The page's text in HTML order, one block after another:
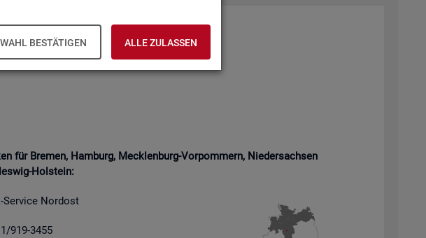
BESTÄTIGEN ALLE ZULASSEN
Kon­takt zu tre­ten!
für Bre­men, Ham­burg, Meck­len­burg-Vor­pom­mern, Nie­der­sach­sen
Hol­stein:
Nord­ost
919-3455